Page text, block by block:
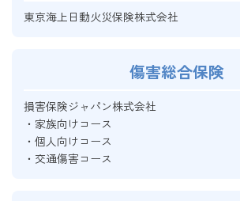
東京海上日動火災保険株式会社
傷害総合保険
損害保険ジャパン株式会社
・家族向けコース
・個人向けコース
・交通傷害コース